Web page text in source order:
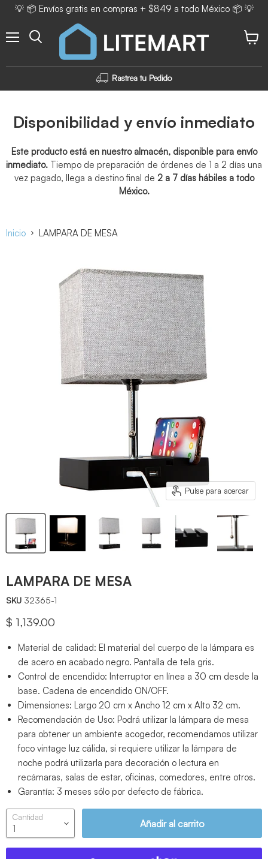
💡 📦 Envíos gratis en compras + $849 a todo México 📦 💡
Rastrea tu Pedido
Disponibilidad y envío inmediato
Este producto está en nuestro almacén, disponible para envío
inmediato. Tiempo de preparación de órdenes de 1 a 2 días una
vez pagado, llega a destino final de 2 a 7 días hábiles a todo
México.
Inicio LAMPARA DE MESA
Pulse para acercar
LAMPARA DE MESA
SKU 32365-1
Precio actual
$ 1,139.00
Material de calidad: El material del cuerpo de la lámpara es
de acero en acabado negro. Pantalla de tela gris.
Control de encendido: Interruptor en línea a 30 cm desde la
base. Cadena de encendido ON/OFF.
Dimensiones: Largo 20 cm x Ancho 12 cm x Alto 32 cm.
Recomendación de Uso: Podrá utilizar la lámpara de mesa
para obtener un ambiente acogedor, recomendamos utilizar
foco vintage luz cálida, si requiere utilizar la lámpara de
noche podrá utilizarla para decoración o lectura en
recámaras, salas de estar, oficinas, comedores, entre otros.
Garantía: 3 meses sólo por defecto de fábrica.
Cantidad
Añadir al carrito